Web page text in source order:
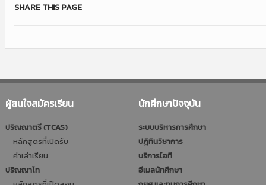
SHARE THIS PAGE
ผู้สนใจสมัครเรียน
ปริญญาตรี (TCAS)
หลักสูตรที่เปิดรับ
ค่าเล่าเรียน
ปริญญาโท
นักศึกษาปัจจุบัน
ระบบบริหารการศึกษา
ปฎิทินวิชาการ
บริการไอที
อีเมลนักศึกษา